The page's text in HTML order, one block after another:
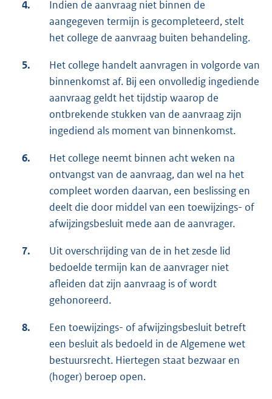
4.
Indien de aanvraag niet binnen de
aangegeven termijn is gecompleteerd, stelt
het college de aanvraag buiten behandeling.
5.
Het college handelt aanvragen in volgorde van
binnenkomst af. Bij een onvolledig ingediende
aanvraag geldt het tijdstip waarop de
ontbrekende stukken van de aanvraag zijn
ingediend als moment van binnenkomst.
6.
Het college neemt binnen acht weken na
ontvangst van de aanvraag, dan wel na het
compleet worden daarvan, een beslissing en
deelt die door middel van een toewijzings- of
afwijzingsbesluit mede aan de aanvrager.
7.
Uit overschrijding van de in het zesde lid
bedoelde termijn kan de aanvrager niet
afleiden dat zijn aanvraag is of wordt
gehonoreerd.
8.
Een toewijzings- of afwijzingsbesluit betreft
een besluit als bedoeld in de Algemene wet
bestuursrecht. Hiertegen staat bezwaar en
(hoger) beroep open.